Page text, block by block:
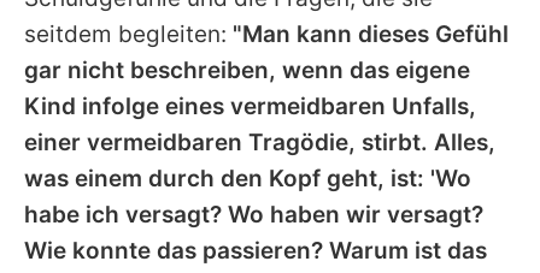
seitdem begleiten: "Man kann dieses Gefühl
gar nicht beschreiben, wenn das eigene
Kind infolge eines vermeidbaren Unfalls,
einer vermeidbaren Tragödie, stirbt. Alles,
was einem durch den Kopf geht, ist: 'Wo
habe ich versagt? Wo haben wir versagt?
Wie konnte das passieren? Warum ist das